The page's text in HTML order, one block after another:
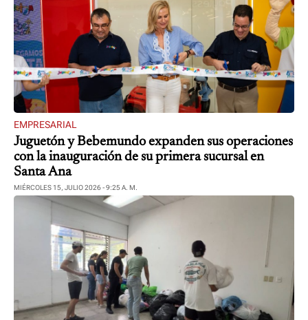
EMPRESARIAL
Juguetón y Bebemundo expanden sus operaciones
con la inauguración de su primera sucursal en
Santa Ana
MIÉRCOLES 15, JULIO 2026 - 9:25 A. M.